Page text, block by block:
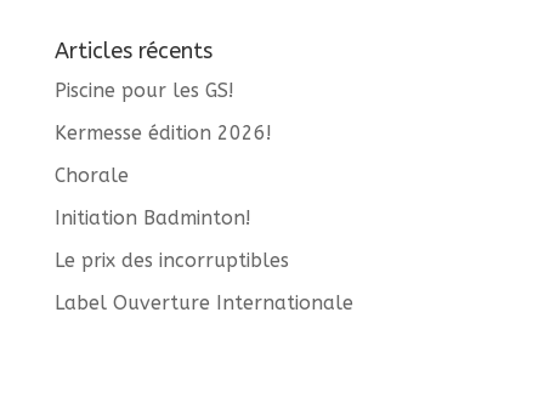
Articles récents
Piscine pour les GS!
Kermesse édition 2026!
Chorale
Initiation Badminton!
Le prix des incorruptibles
Label Ouverture Internationale